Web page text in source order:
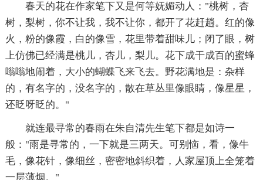
春天的花在作家笔下又是何等妩媚动人："桃树，杏
树，梨树，你不让我，我不让你，都开了花赶趟。红的像
火，粉的像霞，白的像雪，花里带着甜味儿；闭了眼，树
上仿佛已经满是桃儿，杏儿，梨儿。花下成干成百的蜜蜂
嗡嗡地闹着，大小的蝴蝶飞来飞去。野花满地是：杂样
的，有名字的，没名字的，散在草丛里像眼睛，像星星，
还眨呀眨的。"
就连最寻常的春雨在朱自清先生笔下都是如诗一
般："雨是寻常的，一下就是三两天。可别恼，看，像牛
毛，像花针，像细丝，密密地斜织着，人家屋顶上全笼着
一层薄烟。"